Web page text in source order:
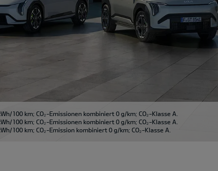
100 km; CO₂-Emissionen kombiniert 0 g/km; CO₂-Klasse A.
100 km; CO₂-Emissionen kombiniert 0 g/km; CO₂-Klasse A.
100 km; CO₂-Emission kombiniert 0 g/km; CO₂-Klasse A.